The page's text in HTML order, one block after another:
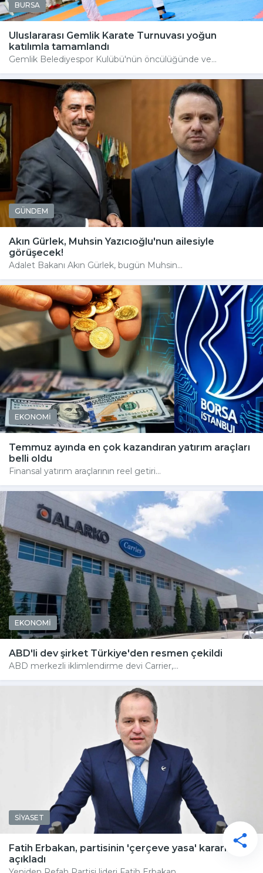
BURSA
Uluslararası Gemlik Karate Turnuvası yoğun
katılımla tamamlandı
Gemlik Belediyespor Kulübü'nün öncülüğünde ve...
GÜNDEM
Akın Gürlek, Muhsin Yazıcıoğlu'nun ailesiyle
görüşecek!
Adalet Bakanı Akın Gürlek, bugün Muhsin...
EKONOMİ
Temmuz ayında en çok kazandıran yatırım araçları
belli oldu
Finansal yatırım araçlarının reel getiri...
EKONOMİ
ABD'li dev şirket Türkiye'den resmen çekildi
ABD merkezli iklimlendirme devi Carrier,...
SİYASET
Fatih Erbakan, partisinin 'çerçeve yasa' kararını
açıkladı